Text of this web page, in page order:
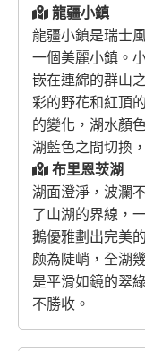
龍疆小鎮
龍疆小鎮是瑞士
一個美麗小鎮。
嵌在連綿的群山
彩的野花和紅頂
的變化，湖水顏
湖藍色之間切換
布里恩茨湖
湖面澄淨，波瀾
了山湖的界線，
鵝優雅劃出完美
颇為陡峭，全湖
是平滑如鏡的翠
不勝收。